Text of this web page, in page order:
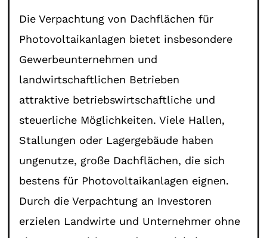
Die Verpachtung von Dachflächen für
Photovoltaikanlagen bietet insbesondere
Gewerbeunternehmen und
landwirtschaftlichen Betrieben
attraktive betriebswirtschaftliche und
steuerliche Möglichkeiten. Viele Hallen,
Stallungen oder Lagergebäude haben
ungenutze, große Dachflächen, die sich
bestens für Photovoltaikanlagen eignen.
Durch die Verpachtung an Investoren
erzielen Landwirte und Unternehmer ohne